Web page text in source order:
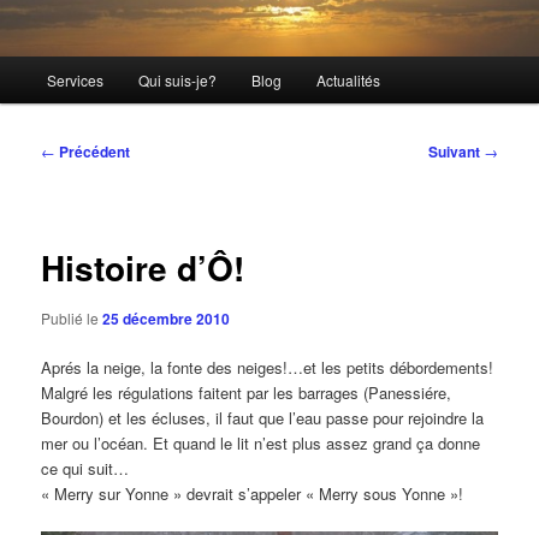
principal
Services Qui suis-je? Blog Actualités
Navigation
← Précédent Suivant →
Histoire d’Ô!
Publié le25 décembre 2010
Aprés la neige, la fonte des neiges!…et les petits débordements!
Malgré les régulations faitent par les barrages (Panessiére,
Bourdon) et les écluses, il faut que l’eau passe pour rejoindre la
mer ou l’océan. Et quand le lit n’est plus assez grand ça donne
ce qui suit…
« Merry sur Yonne » devrait s’appeler « Merry sous Yonne »!